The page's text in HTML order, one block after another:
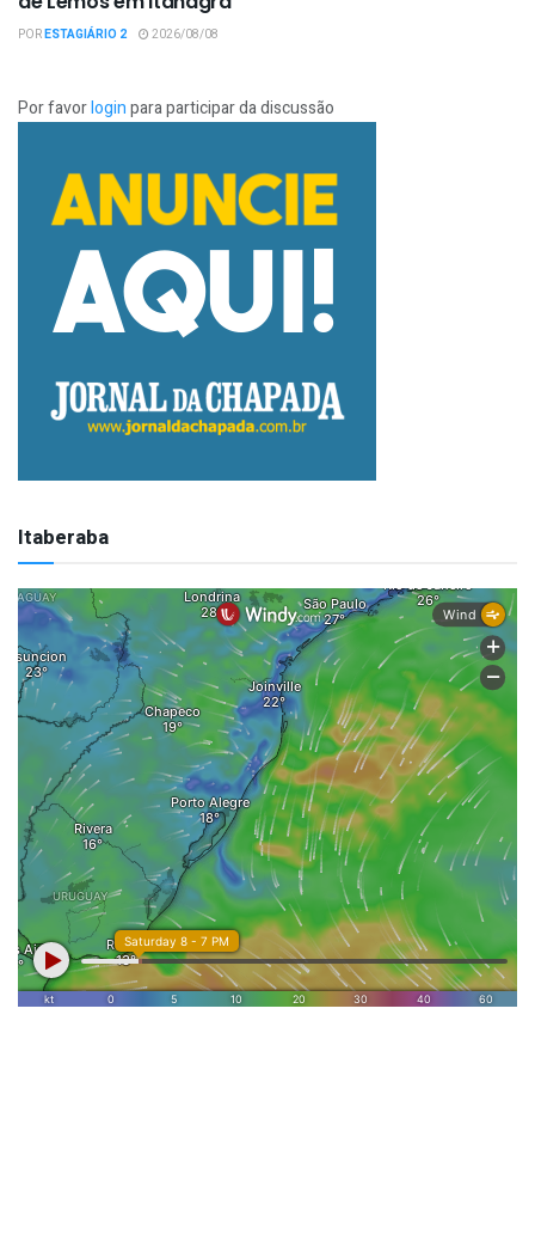
PORESTAGIÁRIO 2 2026/08/08
Por favorloginpara participar da discussão
Itaberaba